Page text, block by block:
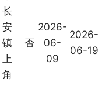
长
安
镇
上
角
否
2026-
06-
09
2026-
06-19